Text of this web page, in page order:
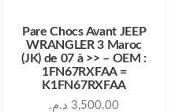
Pare Chocs Avant JEEP
WRANGLER 3 Maroc
(JK) de 07 à >> – OEM :
1FN67RXFAA =
K1FN67RXFAA
3,500.00 د.م.